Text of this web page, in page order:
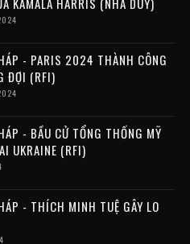
- PARIS 2024 THÀNH CÔNG
ĐỢI (RFI)
- BẦU CỬ TỔNG THỐNG MỸ
UKRAINE (RFI)
- THÍCH MINH TUỆ GÂY LO